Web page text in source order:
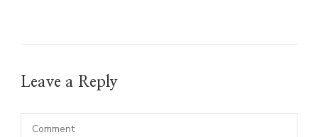
Leave a Reply